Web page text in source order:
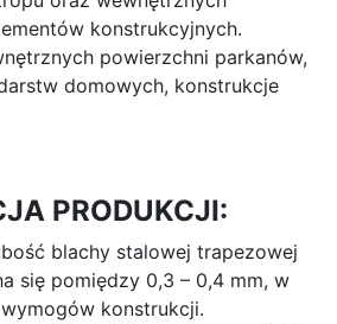
konstrukcyjnych.
powierzchni parkanów,
domowych, konstrukcje
PRODUKCJI:
blachy stalowej trapezowej
się pomiędzy 0,3 – 0,4 mm, w
konstrukcji.